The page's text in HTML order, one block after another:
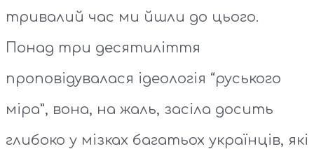
тривалий час ми йшли до цього.
Понад три десятиліття
проповідувалася ідеологія “руського
міра”, вона, на жаль, засіла досить
глибоко у мізках багатьох українців, які